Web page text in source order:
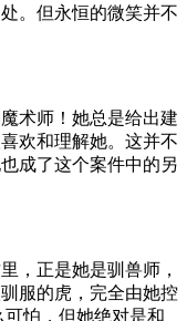
。但永恒的微笑并不
术师！她总是给出建
欢和理解她。这并不
成了这个案件中的另
，正是她是驯兽师，
服的虎，完全由她控
怕，但她绝对是和